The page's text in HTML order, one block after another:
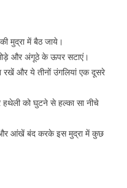
मुद्रा में बैठ जाये।
और अंगूठे के ऊपर सटाएं।
रखें और ये तीनों उंगलियां एक दूसरे
को घुटने से हल्का सा नीचे
और आंखें बंद करके इस मुद्रा में कुछ